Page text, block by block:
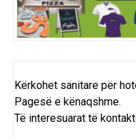
Kërkohet sanitare për
Pagesë e kënaqshme.
Të interesuarat të